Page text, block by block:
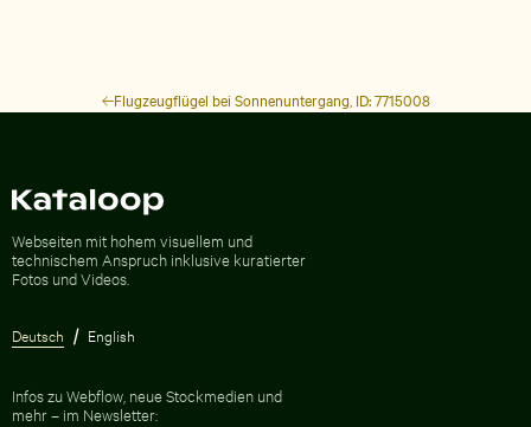
Flugzeugflügel bei Sonnenuntergang, ID: 7715008
Webseiten mit hohem visuellem und
technischem Anspruch inklusive kuratierter
Fotos und Videos.
Deutsch English
Infos zu Webflow, neue Stockmedien und
mehr – im Newsletter: